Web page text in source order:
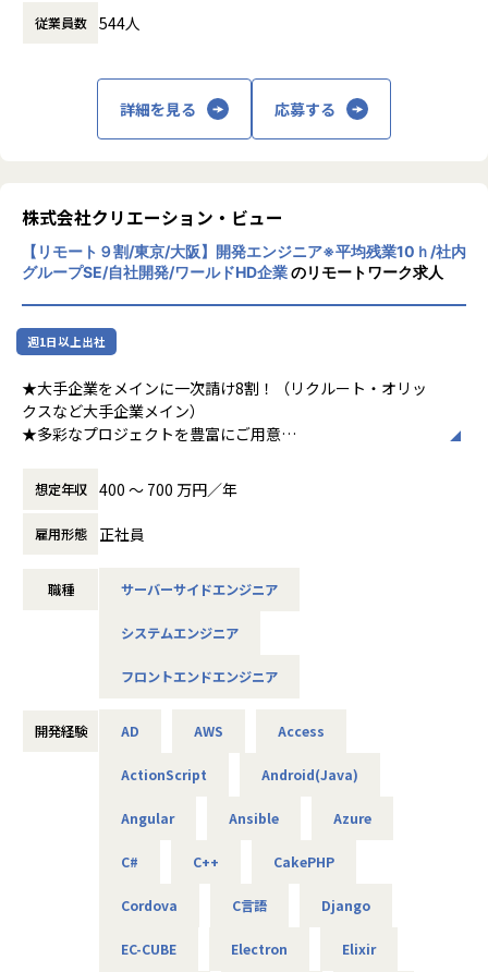
途入社の方へのフォローは手厚くご用意しております。
変更の範囲：会社の定める業務
【業務の変更の範囲】
従業員数 544人
詳細を見る 応募する
株式会社クリエーション・ビュー
【リモート９割/東京/大阪】開発エンジニア※平均残業10ｈ/社内
グループSE/自社開発/ワールドHD企業のリモートワーク求人
週1日以上出社
★大手企業をメインに一次請け8割！（リクルート・オリッ
クスなど大手企業メイン）
★多彩なプロジェクトを豊富にご用意
レックス制！リモート約９割など働きやすさ抜群
★賞与年2回支給！（昨年度支給実績4.3ヵ月）＋住宅手当＋
資格手当など福利厚生も充実
自社グループ企業向けのWeb・オープン系をメインとした各
て、要件定義、設計、見積もりなどの上流工程から、開発業
場合によってはインフラの構築や言語の選定までお任せでき
現在、PMが請け負っている案件を一緒に開発していただき
※今後は複数人のチームとなる予定です
希望次第でさまざまなキャリアを描けることも当社の強みで
想定年収 400 〜 700 万円／年
雇用形態 正社員
職種 サーバーサイドエンジニア
システムエンジニア
フロントエンドエンジニア
開発経験 AD AWS Access
ActionScript Android(Java)
Angular Ansible Azure
C# C++ CakePHP
Cordova C言語 Django
EC-CUBE Electron Elixir